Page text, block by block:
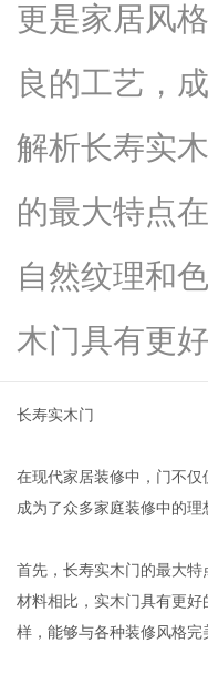
更是家居风
良的工艺，
解析长寿实
的最大特点
自然纹理和
木门具有更
长寿实木门
在现代家居装修中，门不
成为了众多家庭装修中的
首先，长寿实木门的最大
材料相比，实木门具有更
样，能够与各种装修风格